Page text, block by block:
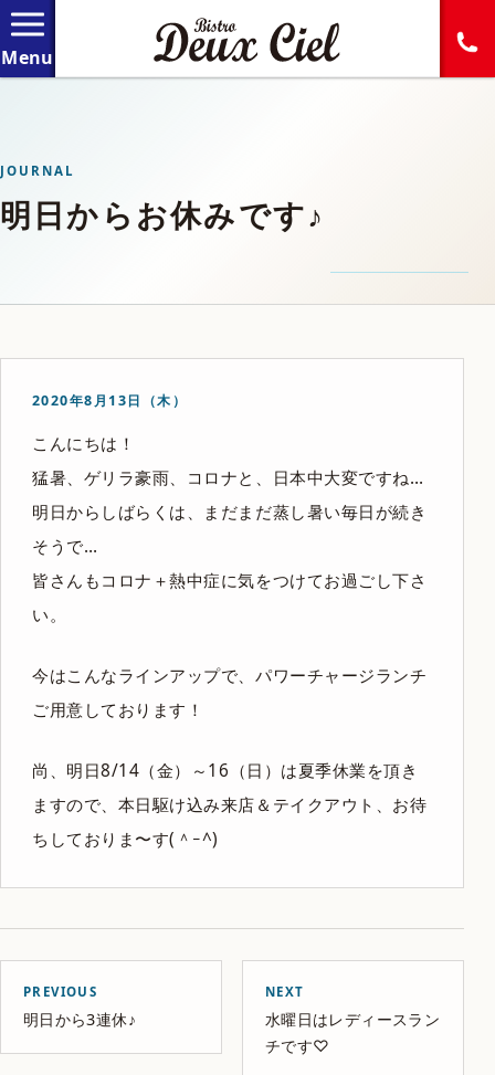
JOURNAL
明日からお休みです♪
2020年8月13日（木）
こんにちは！
猛暑、ゲリラ豪雨、コロナと、日本中大変ですね…
明日からしばらくは、まだまだ蒸し暑い毎日が続き
そうで…
皆さんもコロナ＋熱中症に気をつけてお過ごし下さ
い。
今はこんなラインアップで、パワーチャージランチ
ご用意しております！
尚、明日8/14（金）～16（日）は夏季休業を頂き
ますので、本日駆け込み来店＆テイクアウト、お待
ちしておりま〜す(＾ｰ^)
PREVIOUS
明日から3連休♪
NEXT
水曜日はレディースラン
チです♡